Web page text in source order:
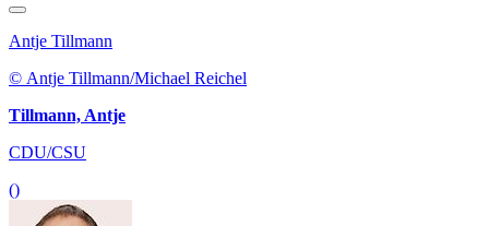
Antje Tillmann
© Antje Tillmann/Michael Reichel
Tillmann, Antje
CDU/CSU
()